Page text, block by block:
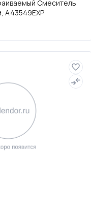
Смеситель
A43549EXP